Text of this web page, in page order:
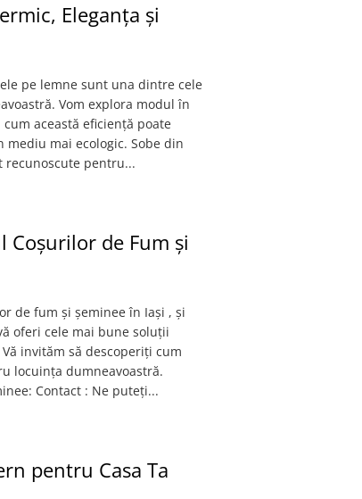
Eleganța și
pe lemne sunt una dintre cele
Vom explora modul în
această eficiență poate
mai ecologic. Sobe din
recunoscute pentru...
Coșurilor de Fum și
de fum și șeminee în Iași , și
oferi cele mai bune soluții
invităm să descoperiți cum
locuința dumneavoastră.
Contact : Ne puteți...
pentru Casa Ta